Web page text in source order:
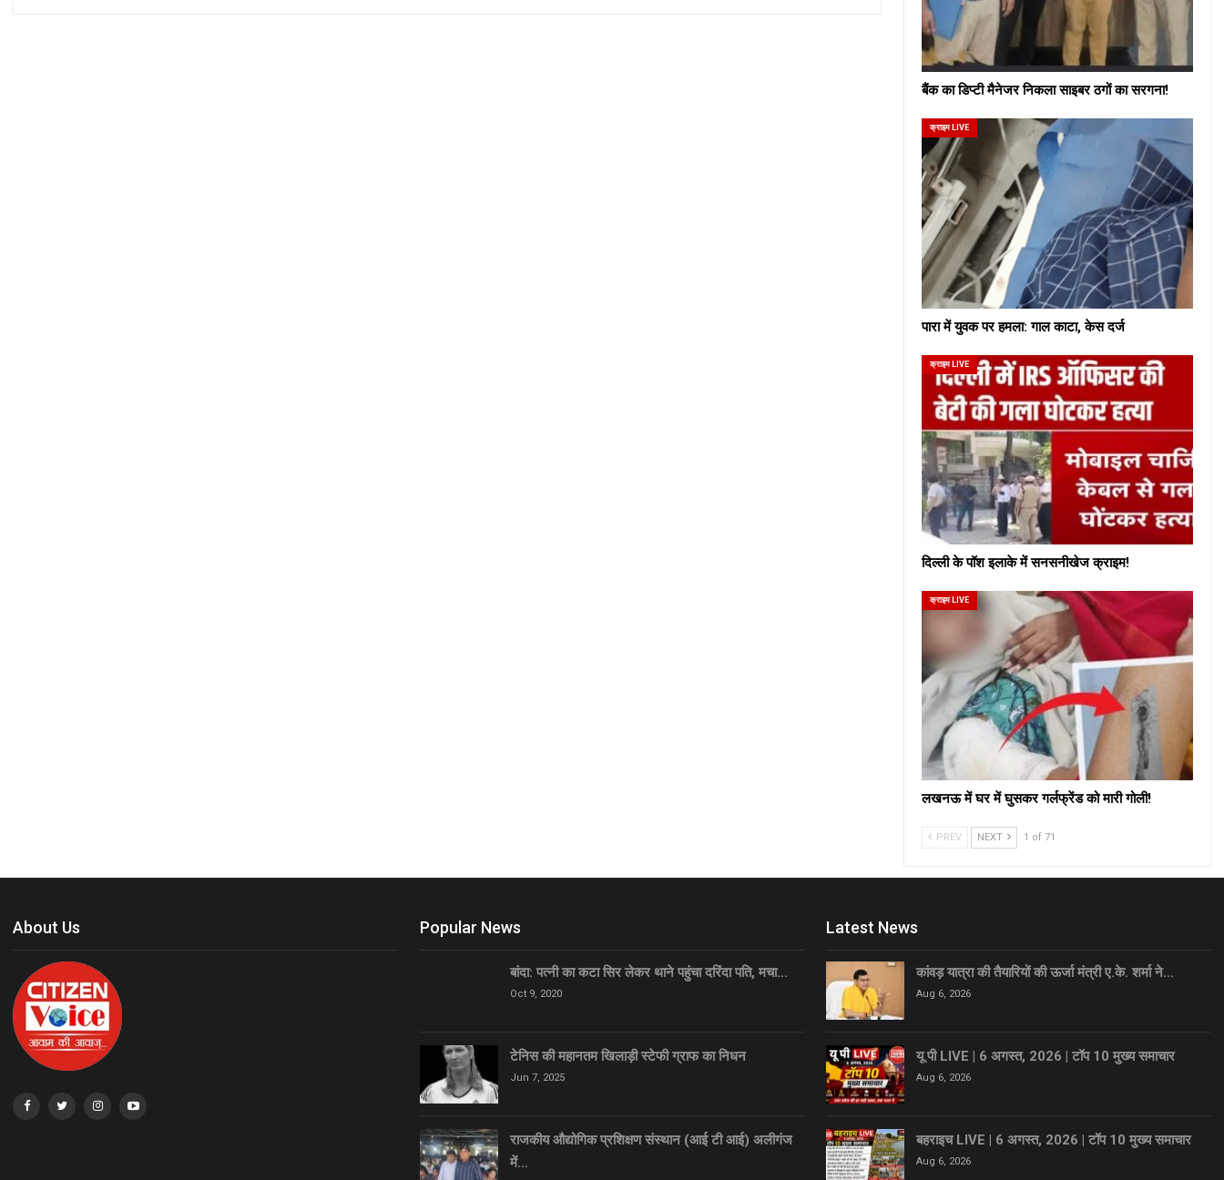
बैंक का डिप्टी मैनेजर निकला साइबर ठगों का सरगना!
क्राइम LIVE
पारा में युवक पर हमला: गाल काटा, केस दर्ज
क्राइम LIVE
दिल्ली के पॉश इलाके में सनसनीखेज क्राइम!
क्राइम LIVE
लखनऊ में घर में घुसकर गर्लफ्रेंड को मारी गोली!
PREV NEXT 1 of 71
About Us Popular News
बांदा: पत्नी का कटा सिर लेकर थाने पहुंचा दरिंदा पति, मचा…
Oct 9, 2020
टेनिस की महानतम खिलाड़ी स्टेफी ग्राफ का निधन
Jun 7, 2025
राजकीय औद्योगिक प्रशिक्षण संस्थान (आई टी आई) अलीगंज
में…
Latest News
कांवड़ यात्रा की तैयारियों की ऊर्जा मंत्री ए.के. शर्मा ने…
Aug 6, 2026
यू पी LIVE | 6 अगस्त, 2026 | टॉप 10 मुख्य समाचार
Aug 6, 2026
बहराइच LIVE | 6 अगस्त, 2026 | टॉप 10 मुख्य समाचार
Aug 6, 2026